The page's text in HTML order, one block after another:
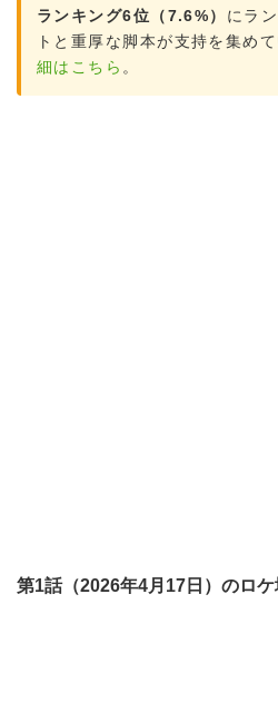
ランキング6位（7.6%） にラ
トと重厚な脚本が支持を集めて
細はこちら 。
第1話（2026年4月17日）のロケ